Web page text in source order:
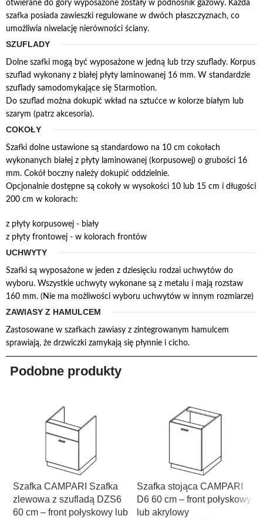
otwierane do góry wyposażone zostały w podnośnik gazowy. Każda
szafka posiada zawieszki regulowane w dwóch płaszczyznach, co
umożliwia niwelację nierówności ściany.
SZUFLADY
Dolne szafki mogą być wyposażone w jedną lub trzy szuflady. Korpus
szuflad wykonany z białej płyty laminowanej 16 mm. W standardzie
szuflady samodomykające się Starmotion.
Do szuflad można dokupić wkład na sztućce w kolorze białym lub
szarym (patrz akcesoria).
COKOŁY
Szafki dolne ustawione są standardowo na 10 cm cokołach
wykonanych białej z płyty laminowanej (korpusowej) o grubości 16
mm. Cokół boczny należy dokupić oddzielnie.
Opcjonalnie dostępne są cokoły w wysokości 10 lub 15 cm i długości
200 cm w kolorach:
z płyty korpusowej - biały
z płyty frontowej - w kolorach frontów
UCHWYTY
Szafki są wyposażone w jeden z dziesięciu rodzai uchwytów do
wyboru. Wszystkie uchwyty wykonane są z metalu i mają rozstaw
160 mm. (Nie ma możliwości wyboru uchwytów w innym rozmiarze)
ZAWIASY Z HAMULCEM
Zastosowane w szafkach zawiasy z zintegrowanym hamulcem
sprawiają, że drzwiczki zamykają się płynnie i cicho.
Podobne produkty
Szafka CAMPARI Szafka
zlewowa z szufladą DZS6
60 cm – front połyskowy lub
Szafka stojąca CAMPARI
D6 60 cm – front połyskowy
lub akrylowy